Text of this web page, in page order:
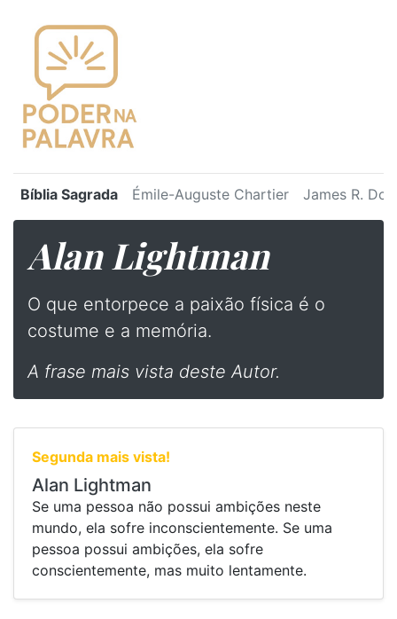
Bíblia Sagrada Émile-Auguste Chartier James R.
Alan Lightman
O que entorpece a paixão física é o
costume e a memória.
A frase mais vista deste Autor.
Segunda mais vista!
Alan Lightman
Se uma pessoa não possui ambições neste
mundo, ela sofre inconscientemente. Se uma
pessoa possui ambições, ela sofre
conscientemente, mas muito lentamente.